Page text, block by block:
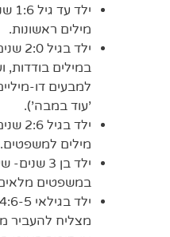
מילים ראשונות.
ילד
במילים בודדות,
למבעים דו-
'עוד במבה').
ילד
מילים למשפטים.
ילד בן 3
במשפטים מלאים
מצליח להעביר